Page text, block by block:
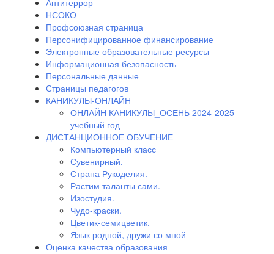
НСОКО
Профсоюзная страница
Персонифицированное финансирование
Электронные образовательные ресурсы
Информационная безопасность
Персональные данные
Страницы педагогов
КАНИКУЛЫ-ОНЛАЙН
ОНЛАЙН КАНИКУЛЫ_ОСЕНЬ 2024-2025
учебный год
ДИСТАНЦИОННОЕ ОБУЧЕНИЕ
Компьютерный класс
Сувенирный.
Страна Рукоделия.
Растим таланты сами.
Изостудия.
Чудо-краски.
Цветик-семицветик.
Язык родной, дружи со мной
Оценка качества образования